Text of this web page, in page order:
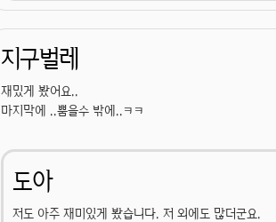
지구벌레
재밌게 봤어요..
마지막에 ..뿜을수 밖에..ㅋㅋ
도아
저도 아주 재미있게 봤습니다. 저 외에도 많더군요.